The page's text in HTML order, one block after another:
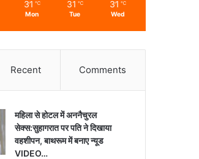
31 ℃
Mon
31 ℃
Tue
31 ℃
Wed
Recent Comments
महिला से होटल में अननैचुरल
सेक्स:सुहागरात पर पति ने दिखाया
वहशीपन, बाथरूम में बनाए न्यूड
VIDEO…